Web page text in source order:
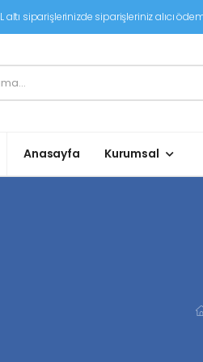
siparişlerinizde siparişleriniz alıcı
Anasayfa Kurumsal